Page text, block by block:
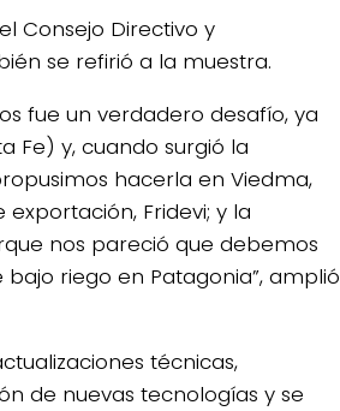
Consejo Directivo y
se refirió a la muestra.
fue un verdadero desafío, ya
Fe) y, cuando surgió la
hacerla en Viedma,
Fridevi; y la
nos pareció que debemos
riego en Patagonia”, amplió
técnicas,
de nuevas tecnologías y se